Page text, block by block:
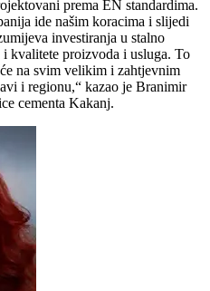
prema EN standardima.
ide našim koracima i slijedi
investiranja u stalno
kvalitete proizvoda i usluga. To
na svim velikim i zahtjevnim
i regionu,“ kazao je Branimir
cementa Kakanj.